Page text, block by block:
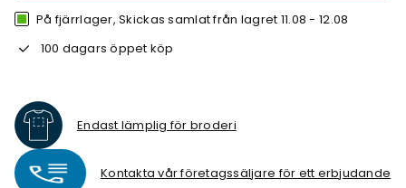
På fjärrlager, Skickas samlat från lagret 11.08 - 12.08
100 dagars öppet köp
Endast lämplig för broderi
Kontakta vår företagssäljare för ett erbjudande